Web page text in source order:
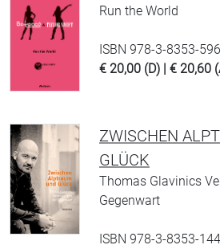
Run the World
ISBN 978-3-8353-
€ 20,00 (D) | € 20,60
ZWISCHEN
GLÜCK
Thomas Glavinics
Gegenwart
ISBN 978-3-8353-